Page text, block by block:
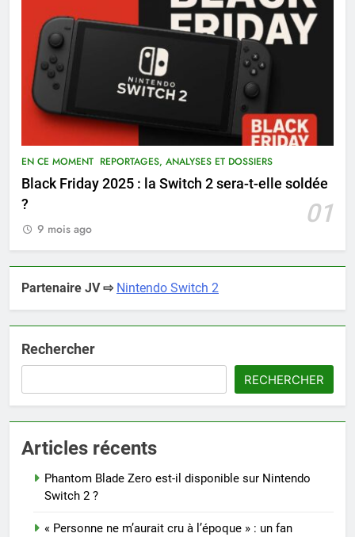
EN CE MOMENT REPORTAGES, ANALYSES ET DOSSIERS
Black Friday 2025 : la Switch 2 sera-t-elle soldée
?
01
9 mois ago
Partenaire JV ⇨ Nintendo Switch 2
Rechercher
RECHERCHER
Articles récents
Phantom Blade Zero est-il disponible sur Nintendo
Switch 2 ?
« Personne ne m’aurait cru à l’époque » : un fan